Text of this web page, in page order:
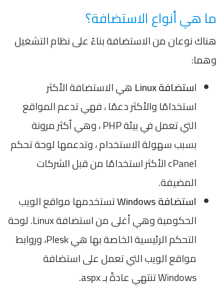
ما هي أنواع الاستضافة؟
هناك نوعان من الاستضافة بناءً على نظام التشغيل
وهما:
استضافة Linux
هي الاستضافة الأكثر
استخدامًا والأكثر دعمًا ، فهي تدعم المواقع
التي تعمل في بيئة PHP ، وهي أكثر مرونة
بسبب سهولة الاستخدام ، وتدعمها لوحة تحكم
cPanel الأكثر استخدامًا من قبل الشركات
المضيفة.
استضافة Windows
تستخدمها مواقع الويب
الحكومية وهي أغلى من استضافة Linux. لوحة
التحكم الرئيسية الخاصة بها هي Plesk، وروابط
مواقع الويب التي تعمل على استضافة
Windows تنتهي عادةً بـ aspx.